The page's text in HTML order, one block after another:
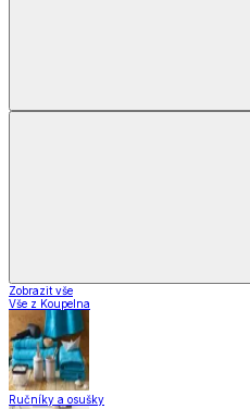
Zobrazit vše
Vše z Koupelna
Ručníky a osušky